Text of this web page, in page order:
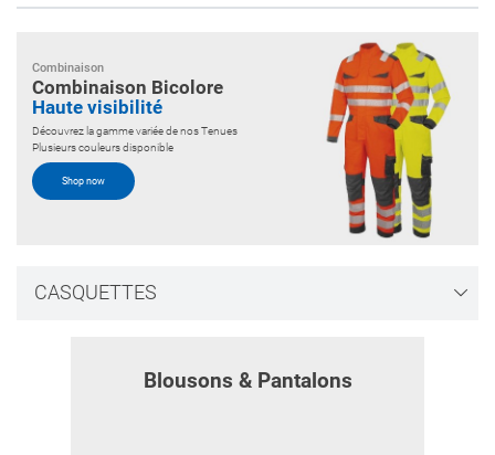
CASQUETTES
Blousons & Pantalons
Combinaison
Combinaison Bicolore
Haute visibilité
Découvrez la gamme variée de nos Tenues
Plusieurs couleurs disponible
Shop now